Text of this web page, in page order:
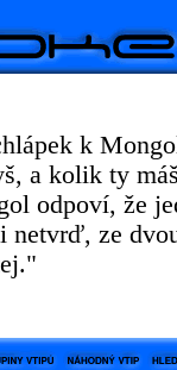
k
a kolik ty
odpoví, že
netvrď, ze